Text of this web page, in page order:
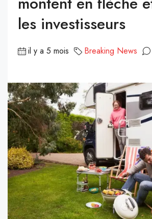
les investisseurs
il y a 5 mois Breaking News